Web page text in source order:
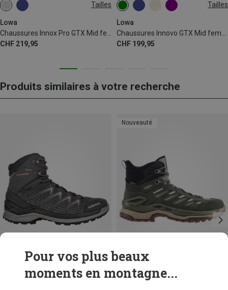
Tailles
Lowa
CHF 219,95
37 37.5
41
Tailles
Lowa
CHF 199,95
Produits similaires à votre recherche
Tailles
37.5 39
39.5
Nouveauté
Pour vos plus beaux
moments en montagne...